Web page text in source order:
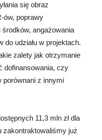
się obraz
ów, poprawy
angażowania
do udziału w projektach.
zalety jak otrzymanie
dofinansowania, czy
z innymi
11,3 mln zł dla
zakontraktowaliśmy już